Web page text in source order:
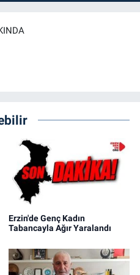
Erzin'de Genç Kadın
Tabancayla Ağır Yaralandı